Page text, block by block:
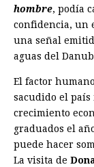
hombre, podía
confidencia, un
una señal
aguas del
El factor
sacudido el país
crecimiento
graduados el
puede hacer
La visita de